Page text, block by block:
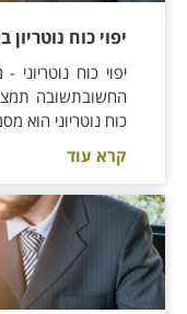
יפוי כוח
יפוי כוח
החשובתשובה
כוח נוטריוני הוא
קרא עוד